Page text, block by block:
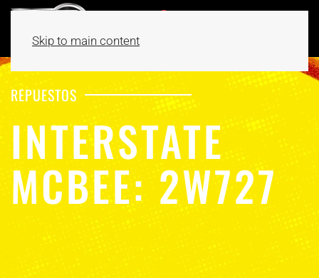
Skip to main content
REPUESTOS
INTERSTATE
MCBEE: 2W727